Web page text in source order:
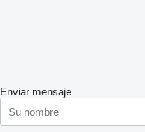
Enviar mensaje